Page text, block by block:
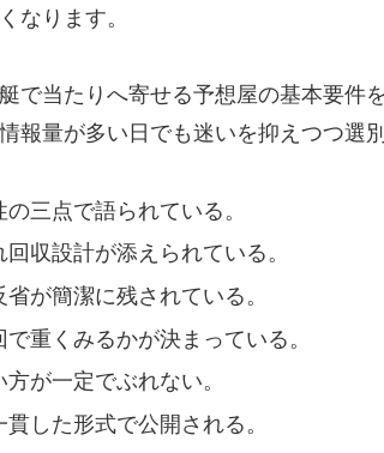
なります。
で当たりへ寄せる予想屋の基本要件
報量が多い日でも迷いを抑えつつ選
三点で語られている。
収設計が添えられている。
が簡潔に残されている。
重くみるかが決まっている。
が一定でぶれない。
した形式で公開される。